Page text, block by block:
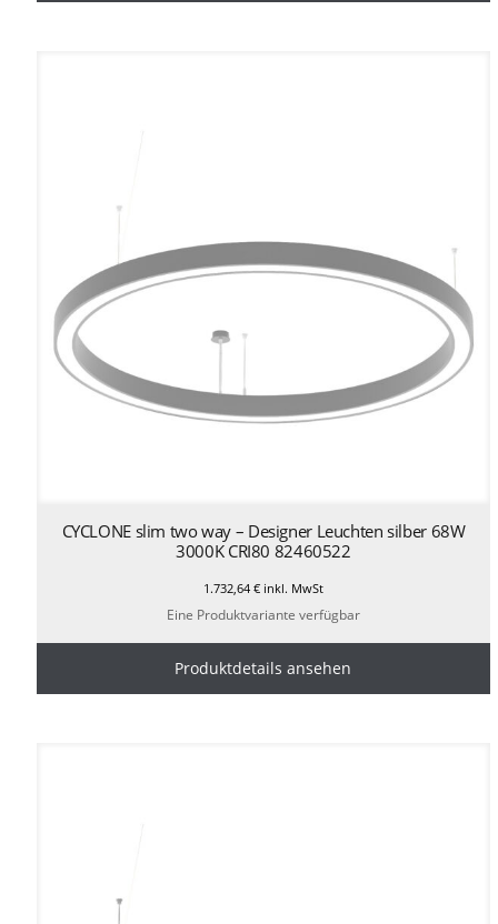
CYCLONE slim two way – Designer Leuchten silber 68W
3000K CRI80 82460522
1.732,64 €inkl. MwSt
Eine Produktvariante verfügbar
Produktdetails ansehen